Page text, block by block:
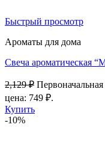
Быстрый просмотр
Ароматы для дома
Свеча ароматическая
2,129₽
цена: 749 ₽.
Купить
-10%